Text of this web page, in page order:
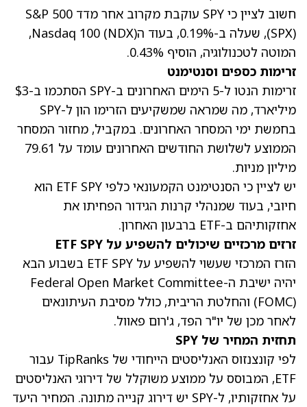
חשוב לציין כי SPY עוקבת מקרוב אחר מדד S&P 500
(SPX), שעלה ב-0.19%, בעוד הNasdaq 100
(NDX)
,
המוטה לטכנולוגיה, הוסיף 0.43%.
זרימות כספים וסנטימנט
זרימות הנטו ל-5 הימים האחרונים ב-SPY הסתכמו ב-$3
מיליארד, מה שמראה שמשקיעים הזרימו הון ל-SPY
בחמשת ימי המסחר האחרונים. במקביל, מחזור המסחר
הממוצע לשלושת החודשים האחרונים עומד על 79.61
מיליון מניות.
יש לציין כי הסנטימנט הקמעונאי כלפי ETF SPY הוא
חיובי, בעוד שמנהלי קרנות הגידור הפחיתו את
אחזקותיהם ב-ETF ברבעון האחרון.
זרזים מרכזיים שיכולים להשפיע על ETF SPY
הזרז המרכזי שעשוי להשפיע על ETF SPY בשבוע הבא
יהיה ישיבת ה-Federal Open Market Committee
(FOMC) והחלטת הריבית, כולל מסיבת העיתונאים
לאחר מכן של יו"ר הפד, ג'רום פאוול.
תחזית המחיר של SPY
לפי קונצנזוס האנליסטים הייחודי של TipRanks עבור
ETF, המבוסס על ממוצע משוקלל של דירוגי האנליסטים
על אחזקותיו, ל-SPY יש דירוג קנייה מתונה. המחיר היעד